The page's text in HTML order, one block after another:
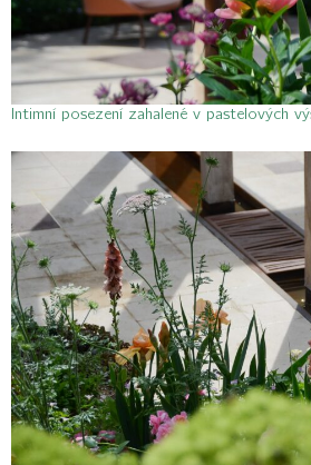
Intimní posezení zahalené v pastelových